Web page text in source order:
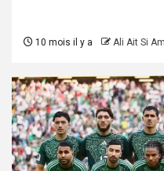
10 mois il y a Ali Ait Si